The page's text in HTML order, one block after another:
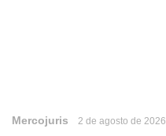
Mercojuris 2 de agosto de 2026